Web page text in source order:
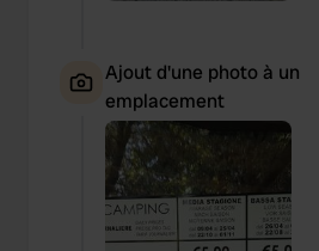
Ajout d'une photo à un
emplacement